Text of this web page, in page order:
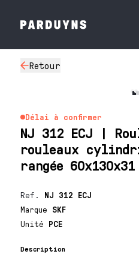
Retour
Délai à confirmer
NJ 312 ECJ |
rouleaux
rangée 60x130x31
Ref. NJ 312 ECJ
Marque SKF
Unité PCE
Description